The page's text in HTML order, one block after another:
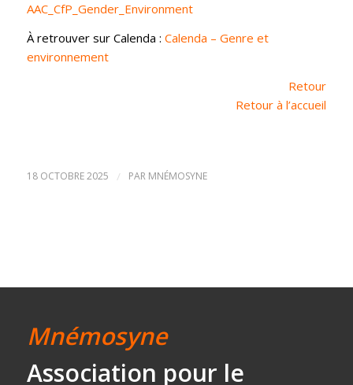
AAC_CfP_Gender_Environment
À retrouver sur Calenda : Calenda – Genre et
environnement
Retour
Retour à l’accueil
18 OCTOBRE 2025 / PAR MNÉMOSYNE
Mnémosyne
Association pour le